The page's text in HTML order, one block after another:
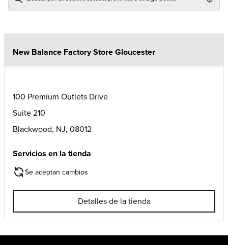
New Balance Factory Store Gloucester
100 Premium Outlets Drive
Suite 210
Blackwood, NJ, 08012
Servicios en la tienda
Se aceptan cambios
Detalles de la tienda